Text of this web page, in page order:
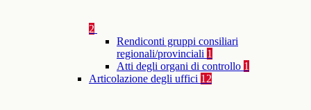
2
Rendiconti gruppi consiliari
regionali/provinciali 1
Atti degli organi di controllo 1
Articolazione degli uffici 12